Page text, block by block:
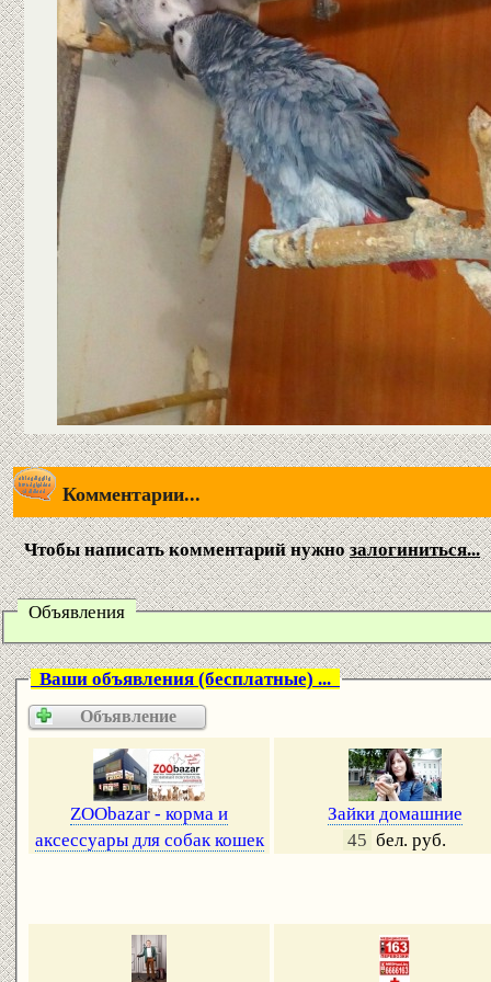
Комментарии...
Чтобы написать комментарий нужно залогиниться...
Объявления
Ваши объявления (бесплатные) ...
Объявление
ZOObazar - корма и
аксессуары для собак кошек
Зайки домашние
45 бел. руб.